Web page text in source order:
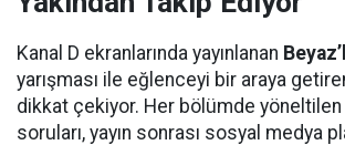
Kanal D ekranlarında yayınlanan
yarışması ile eğlenceyi bir araya
dikkat çekiyor. Her bölümde
soruları, yayın sonrası sosyal medya